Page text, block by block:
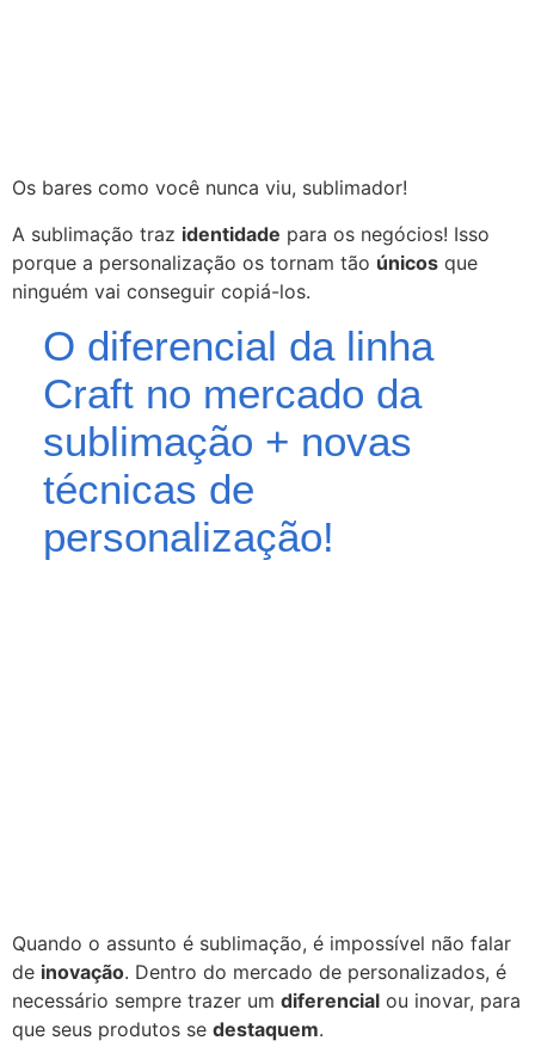
Os bares como você nunca viu, sublimador!
A sublimação traz identidade para os negócios! Isso
porque a personalização os tornam tão únicos que
ninguém vai conseguir copiá-los.
O diferencial da linha
Craft no mercado da
sublimação + novas
técnicas de
personalização!
Quando o assunto é sublimação, é impossível não falar
de inovação. Dentro do mercado de personalizados, é
necessário sempre trazer um diferencial ou inovar, para
que seus produtos se destaquem.